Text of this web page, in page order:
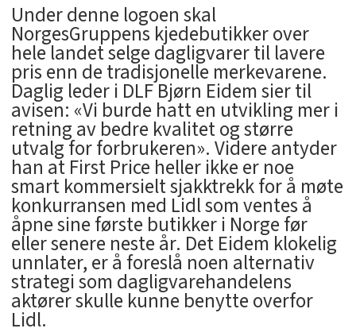
Under denne logoen skal
NorgesGruppens kjedebutikker over
hele landet selge dagligvarer til lavere
pris enn de tradisjonelle merkevarene.
Daglig leder i DLF Bjørn Eidem sier til
avisen: «Vi burde hatt en utvikling mer i
retning av bedre kvalitet og større
utvalg for forbrukeren». Videre antyder
han at First Price heller ikke er noe
smart kommersielt sjakktrekk for å møte
konkurransen med Lidl som ventes å
åpne sine første butikker i Norge før
eller senere neste år. Det Eidem klokelig
unnlater, er å foreslå noen alternativ
strategi som dagligvarehandelens
aktører skulle kunne benytte overfor
Lidl.